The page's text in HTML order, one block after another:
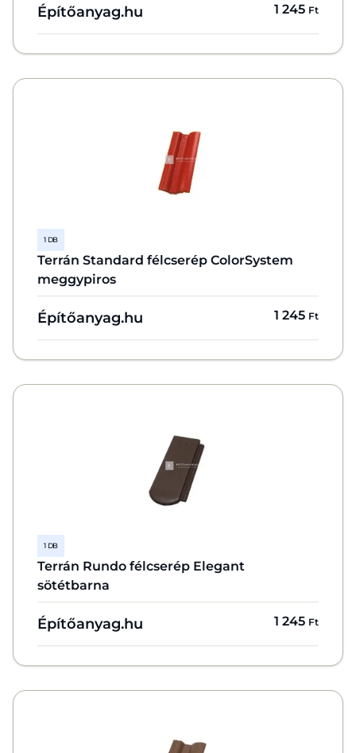
Építőanyag.hu 1 245 Ft
1 DB
Terrán Standard félcserép ColorSystem
meggypiros
Építőanyag.hu 1 245 Ft
1 DB
Terrán Rundo félcserép Elegant
sötétbarna
Építőanyag.hu 1 245 Ft